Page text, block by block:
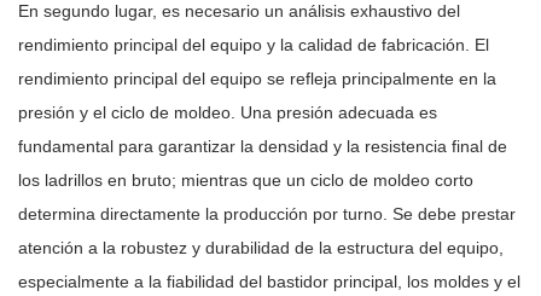
En segundo lugar, es necesario un análisis exhaustivo del
rendimiento principal del equipo y la calidad de fabricación. El
rendimiento principal del equipo se refleja principalmente en la
presión y el ciclo de moldeo. Una presión adecuada es
fundamental para garantizar la densidad y la resistencia final de
los ladrillos en bruto; mientras que un ciclo de moldeo corto
determina directamente la producción por turno. Se debe prestar
atención a la robustez y durabilidad de la estructura del equipo,
especialmente a la fiabilidad del bastidor principal, los moldes y el